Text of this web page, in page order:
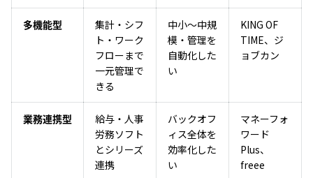
多機能型
集計・シフ
ト・ワーク
フローまで
一元管理で
きる
中小〜中規
模・管理を
自動化した
い
KING OF
TIME、ジ
ョブカン
業務連携型
給与・人事
労務ソフト
とシリーズ
連携
バックオフ
ィス全体を
効率化した
い
マネーフォ
ワード
Plus、
freee